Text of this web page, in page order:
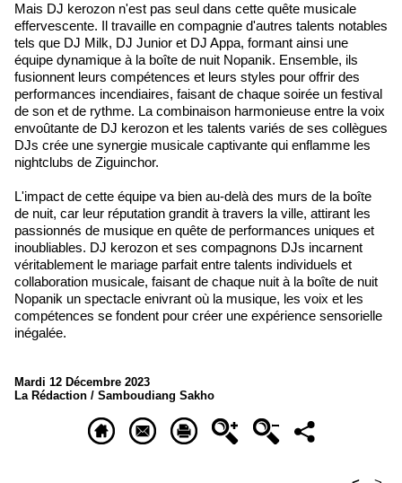
Mais DJ kerozon n'est pas seul dans cette quête musicale
effervescente. Il travaille en compagnie d'autres talents notables
tels que DJ Milk, DJ Junior et DJ Appa, formant ainsi une
équipe dynamique à la boîte de nuit Nopanik. Ensemble, ils
fusionnent leurs compétences et leurs styles pour offrir des
performances incendiaires, faisant de chaque soirée un festival
de son et de rythme. La combinaison harmonieuse entre la voix
envoûtante de DJ kerozon et les talents variés de ses collègues
DJs crée une synergie musicale captivante qui enflamme les
nightclubs de Ziguinchor.
L'impact de cette équipe va bien au-delà des murs de la boîte
de nuit, car leur réputation grandit à travers la ville, attirant les
passionnés de musique en quête de performances uniques et
inoubliables. DJ kerozon et ses compagnons DJs incarnent
véritablement le mariage parfait entre talents individuels et
collaboration musicale, faisant de chaque nuit à la boîte de nuit
Nopanik un spectacle enivrant où la musique, les voix et les
compétences se fondent pour créer une expérience sensorielle
inégalée.
Mardi 12 Décembre 2023
La Rédaction / Samboudiang Sakho